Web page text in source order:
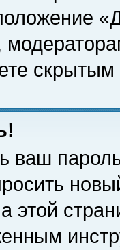
скрытым
ваш
этой